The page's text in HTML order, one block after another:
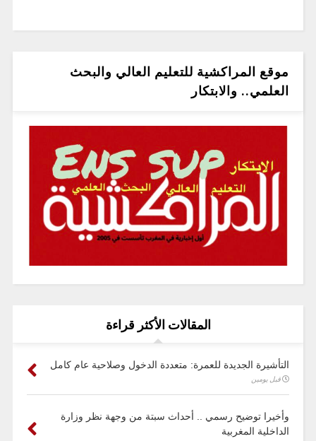
موقع المراكشية للتعليم العالي والبحث
العلمي.. والابتكار
المقالات الأكثر قراءة
التأشيرة الجديدة للعمرة: متعددة الدخول وصلاحية عام كامل
قبل يومين
وأخيرا توضيح رسمي .. أحداث سبتة من وجهة نظر وزارة
الداخلية المغربية